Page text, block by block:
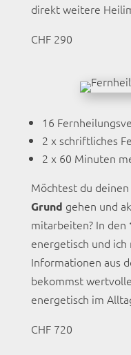
direkt weitere
CHF 290
16
2 x schriftliches
2 x 60 Minuten
Möchtest du deinen
Grund gehen und
mitarbeiten? In den
energetisch und
Informationen aus
bekommst
energetisch im
CHF 720